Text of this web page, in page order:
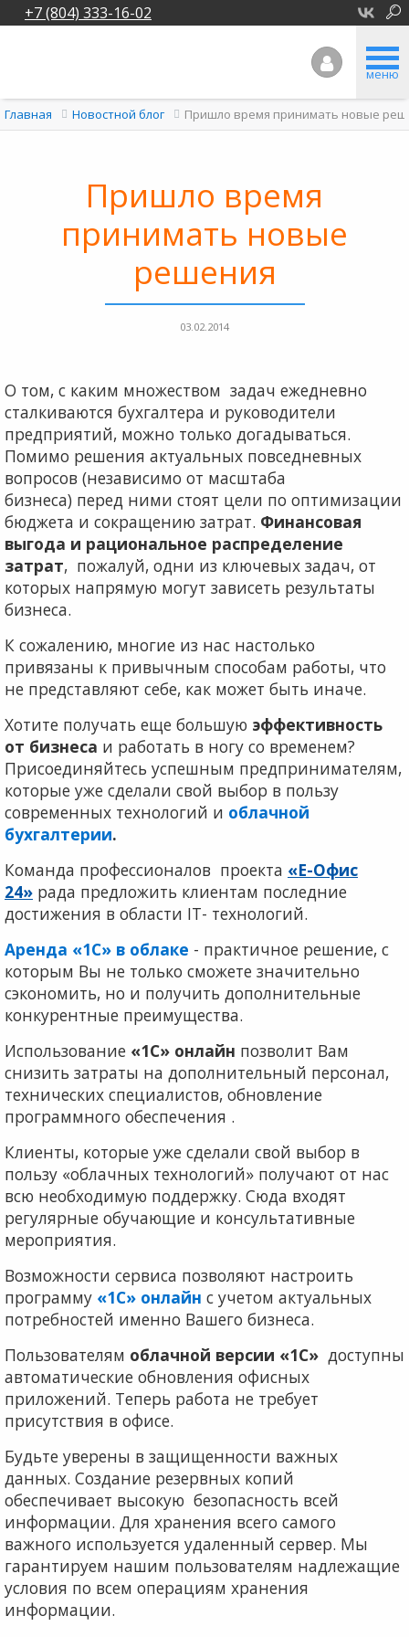
+7 (804) 333-16-02
меню
Главная Новостной блог Пришло время принимать новые
Пришло время
принимать новые
решения
03.02.2014
О том, с каким множеством задач ежедневно
сталкиваются бухгалтера и руководители
предприятий, можно только догадываться.
Помимо решения актуальных повседневных
вопросов (независимо от масштаба
бизнеса) перед ними стоят цели по оптимизации
бюджета и сокращению затрат. Финансовая
выгода и рациональное распределение
затрат, пожалуй, одни из ключевых задач, от
которых напрямую могут зависеть результаты
бизнеса.
К сожалению, многие из нас настолько
привязаны к привычным способам работы, что
не представляют себе, как может быть иначе.
Хотите получать еще большую эффективность
от бизнеса и работать в ногу со временем?
Присоединяйтесь успешным предпринимателям,
которые уже сделали свой выбор в пользу
современных технологий и облачной
бухгалтерии.
Команда профессионалов проекта «Е-Офис
24» рада предложить клиентам последние
достижения в области IT- технологий.
Аренда «1С» в облаке - практичное решение, с
которым Вы не только сможете значительно
сэкономить, но и получить дополнительные
конкурентные преимущества.
Использование «1С» онлайн позволит Вам
снизить затраты на дополнительный персонал,
технических специалистов, обновление
программного обеспечения .
Клиенты, которые уже сделали свой выбор в
пользу «облачных технологий» получают от нас
всю необходимую поддержку. Сюда входят
регулярные обучающие и консультативные
мероприятия.
Возможности сервиса позволяют настроить
программу «1С» онлайн с учетом актуальных
потребностей именно Вашего бизнеса.
Пользователям облачной версии «1С» доступны
автоматические обновления офисных
приложений. Теперь работа не требует
присутствия в офисе.
Будьте уверены в защищенности важных
данных. Создание резервных копий
обеспечивает высокую безопасность всей
информации. Для хранения всего самого
важного используется удаленный сервер. Мы
гарантируем нашим пользователям надлежащие
условия по всем операциям хранения
информации.